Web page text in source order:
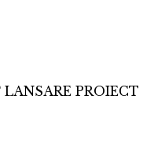
PROIECT